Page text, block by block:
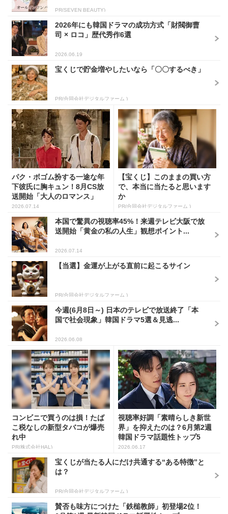
PR(SEVEN BEAUTY)
2026年にも韓国ドラマの成功方式「財閥御曹
司 × ロコ」歴代秀作6選
2026.06.19
宝くじで貯金増やしたいなら「〇〇するべき」
PR(合同会社デジタルファーム )
パク・ボゴム扮する一途な年
下彼氏に胸キュン！8月CS放
送開始「大人のロマンス」
韓...
2026.07.14
【宝くじ】このままの買い方
で、本当に当たると思います
か
PR(合同会社デジタルファーム )
本国で驚異の視聴率45%！来週テレビ大阪で放
送開始「黄金の私の人生」観想ポイント...
2026.07.14
【当選】金運が上がる直前に起こるサイン
PR(合同会社デジタルファーム )
今週(6月8日～) 日本のテレビで放送終了「本
国で社会現象」韓国ドラマ5選＆見逃...
2026.06.08
コンビニで買うのは損！たば
こ税なしの新型タバコが爆売
れ中
PR(株式会社HAL)
視聴率好調「素晴らしき新世
界」を抑えたのは？6月第2週
韓国ドラマ話題性トップ5
2026.06.17
宝くじが当たる人にだけ共通する“ある特徴”と
は？
PR(合同会社デジタルファーム )
賛否も味方につけた「鉄槌教師」初登場2位！